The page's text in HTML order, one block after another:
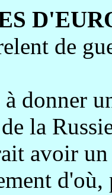
de
à donner
la
avoir un
d'où,